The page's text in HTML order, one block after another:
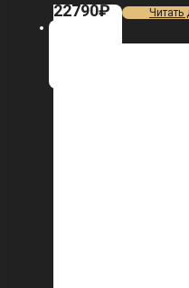
22790₽ Читать